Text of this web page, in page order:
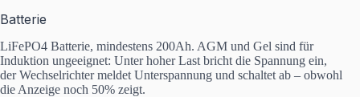
Batterie
LiFePO4 Batterie, mindestens 200Ah. AGM und Gel sind für
Induktion ungeeignet: Unter hoher Last bricht die Spannung ein,
der Wechselrichter meldet Unterspannung und schaltet ab – obwohl
die Anzeige noch 50% zeigt.